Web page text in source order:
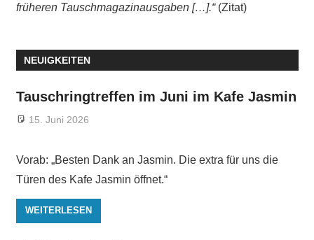
früheren Tauschmagazinausgaben […].“(Zitat)
NEUIGKEITEN
Tauschringtreffen im Juni im Kafe Jasmin
15. Juni 2026
Vorab: „Besten Dank an Jasmin. Die extra für uns die
Türen des Kafe Jasmin öffnet.“
WEITERLESEN